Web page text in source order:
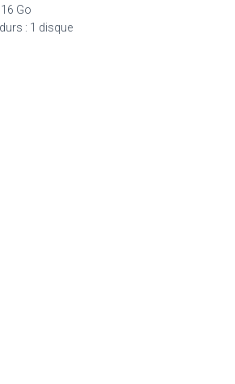
Go
: 1 disque